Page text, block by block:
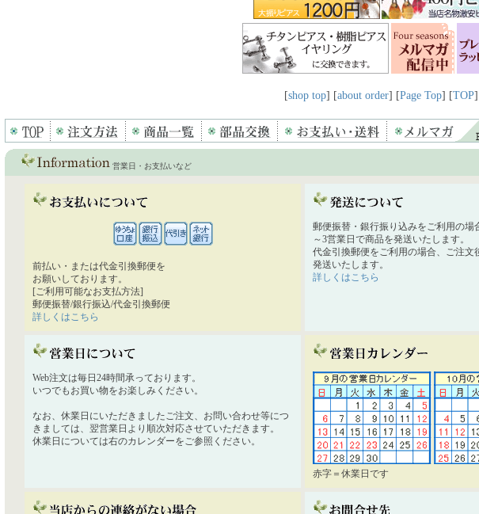
[shop top] [about order] [Page Top] [TOP]
営業日・お支払いなど
前払い・または代金引換郵便を
お願いしております。
[ご利用可能なお支払方法]
郵便振替/銀行振込/代金引換郵便
詳しくはこちら
郵便振替・銀行振り込みをご利用の場
～3営業日で商品を発送いたします。
代金引換郵便をご利用の場合、ご注文
発送いたします。
詳しくはこちら
Web注文は毎日24時間承っております。
いつでもお買い物をお楽しみください。
なお、休業日にいただきましたご注文、お問い合わせ等につ
きましては、翌営業日より順次対応させていただきます。
休業日については右のカレンダーをご参照ください。
赤字＝休業日です